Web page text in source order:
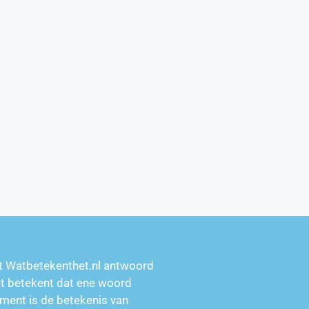
Watbetekenthet.nl antwoord
betekent dat ene woord
is de betekenis van